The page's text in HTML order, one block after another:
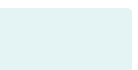
端にあたります。 約500万年前に